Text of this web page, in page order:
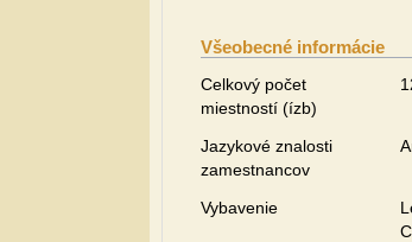
Všeobecné informácie
Celkový počet
miestností (ízb)
Jazykové znalosti
zamestnancov
Vybavenie